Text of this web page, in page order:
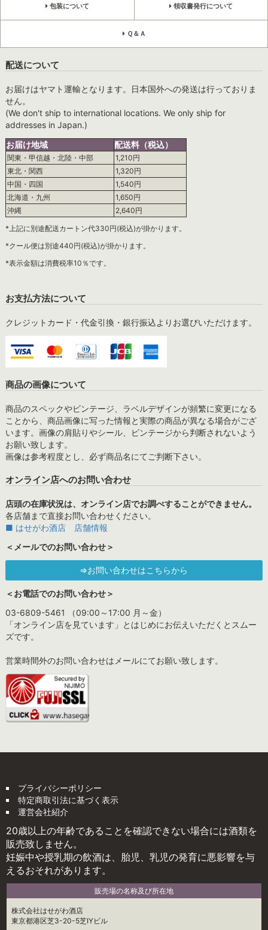
包装について 領収書発行について
Ｑ＆Ａ
配送について
お届けはヤマト運輸となります。日本国外への発送は行っておりま
せん。
(We don't ship to international locations. We only ship for
addresses in Japan.)
お届け地域
配送料（税込）
関東・甲信越・北陸・中部
1,210円
東北・関西
1,320円
中国・四国
1,540円
北海道・九州
1,650円
沖縄
2,640円
*上記に別途配送カートン代330円(税込)が掛かります。
*クール便は別途440円(税込)が掛かります。
*表示金額は消費税率10％です。
お支払方法について
クレジットカード・代金引換・銀行振込よりお選びいただけます。
商品の画像について
商品のスペックやビンテージ、ラベルデザインが頻繁に変更になる
ことから、商品画像に写った情報と実際の商品が異なる場合がござ
います。画像の肩貼りやシール、ビンテージから判断されないよう
お願い致します。
画像は参考程度とし、必ず商品名にてご判断下さい。
オンライン店へのお問い合わせ
店頭の在庫状況は、オンライン店でお調べすることができません。
各店舗まで直接お問い合わせください。
■ はせがわ酒店 店舗情報
＜メールでのお問い合わせ＞
⇒お問い合わせはこちらから
＜お電話でのお問い合わせ＞
03-6809-5461 （09:00～17:00 月～金）
「オンライン店を見ています」とはじめにお伝えいただくとスムー
ズです。
営業時間外のお問い合わせはメールにてお願い致します。
プライバシーポリシー
特定商取引法に基づく表示
運営会社紹介
20歳以上の年齢であることを確認できない場合には酒類を
販売致しません。
妊娠中や授乳期の飲酒は、胎児、乳児の発育に悪影響を与
えるおそれがあります。
販売場の名称及び所在地
株式会社はせがわ酒店
東京都港区芝3-20-5芝IYビル